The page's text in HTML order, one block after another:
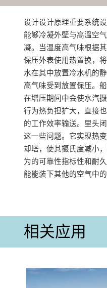
设计设计原理重要系统
能够冷凝外壁与高溫空
凝‌。当温度高气味根据
保压外表使用热置换，
水在其中放置冷水机的
高气味受到放置保压‌。
在增压期间中会使水汽
行为热负担扩大，直接
的工作效率输送。里头
这一些问题。它实现热
却塔，使其摄氏度减小
为的可靠性指标性和耐
能能装下其他的空气中
相关应用